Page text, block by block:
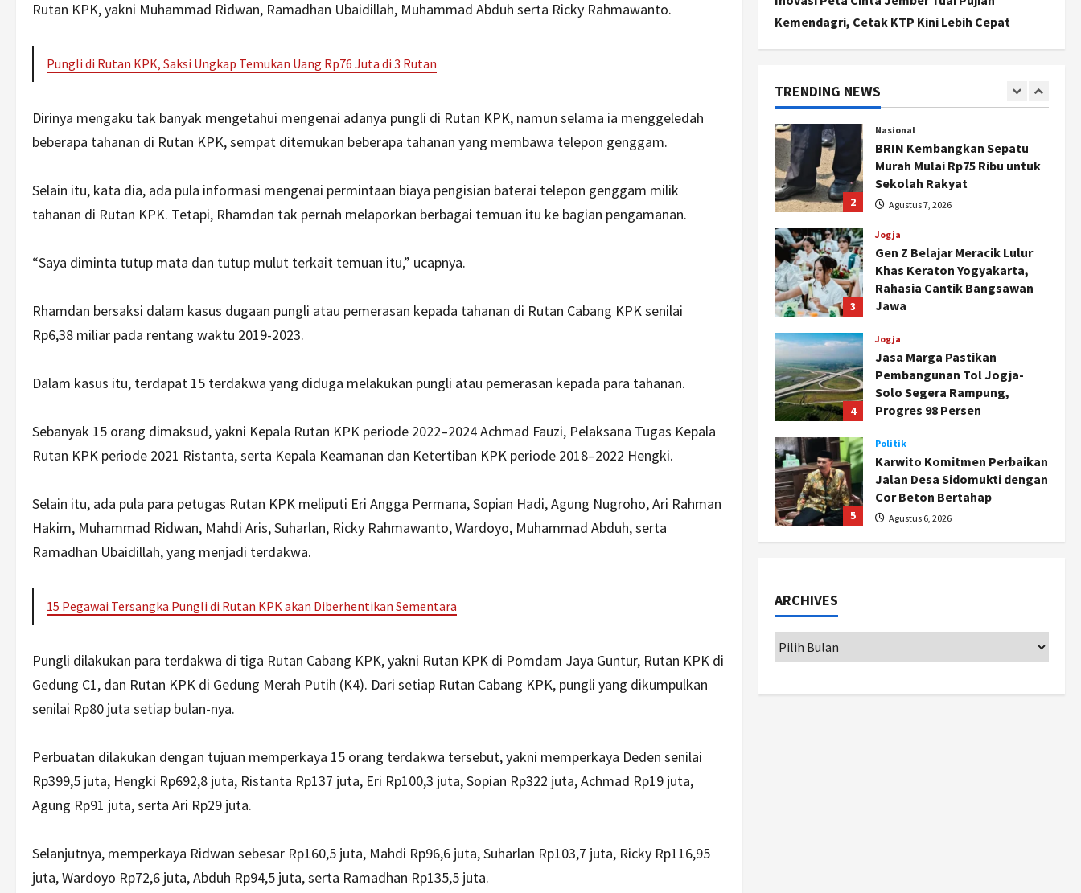
Rutan KPK, yakni Muhammad Ridwan, Ramadhan Ubaidillah, Muhammad Abduh serta Ricky Rahmawanto.
Pungli di Rutan KPK, Saksi Ungkap Temukan Uang Rp76 Juta di 3 Rutan
Dirinya mengaku tak banyak mengetahui mengenai adanya pungli di Rutan KPK, namun selama ia menggeledah
beberapa tahanan di Rutan KPK, sempat ditemukan beberapa tahanan yang membawa telepon genggam.
Selain itu, kata dia, ada pula informasi mengenai permintaan biaya pengisian baterai telepon genggam milik
tahanan di Rutan KPK. Tetapi, Rhamdan tak pernah melaporkan berbagai temuan itu ke bagian pengamanan.
“Saya diminta tutup mata dan tutup mulut terkait temuan itu,” ucapnya.
Rhamdan bersaksi dalam kasus dugaan pungli atau pemerasan kepada tahanan di Rutan Cabang KPK senilai
Rp6,38 miliar pada rentang waktu 2019-2023.
Dalam kasus itu, terdapat 15 terdakwa yang diduga melakukan pungli atau pemerasan kepada para tahanan.
Sebanyak 15 orang dimaksud, yakni Kepala Rutan KPK periode 2022–2024 Achmad Fauzi, Pelaksana Tugas Kepala
Rutan KPK periode 2021 Ristanta, serta Kepala Keamanan dan Ketertiban KPK periode 2018–2022 Hengki.
Selain itu, ada pula para petugas Rutan KPK meliputi Eri Angga Permana, Sopian Hadi, Agung Nugroho, Ari Rahman
Hakim, Muhammad Ridwan, Mahdi Aris, Suharlan, Ricky Rahmawanto, Wardoyo, Muhammad Abduh, serta
Ramadhan Ubaidillah, yang menjadi terdakwa.
15 Pegawai Tersangka Pungli di Rutan KPK akan Diberhentikan Sementara
Pungli dilakukan para terdakwa di tiga Rutan Cabang KPK, yakni Rutan KPK di Pomdam Jaya Guntur, Rutan KPK di
Gedung C1, dan Rutan KPK di Gedung Merah Putih (K4). Dari setiap Rutan Cabang KPK, pungli yang dikumpulkan
senilai Rp80 juta setiap bulan-nya.
Perbuatan dilakukan dengan tujuan memperkaya 15 orang terdakwa tersebut, yakni memperkaya Deden senilai
Rp399,5 juta, Hengki Rp692,8 juta, Ristanta Rp137 juta, Eri Rp100,3 juta, Sopian Rp322 juta, Achmad Rp19 juta,
Agung Rp91 juta, serta Ari Rp29 juta.
Selanjutnya, memperkaya Ridwan sebesar Rp160,5 juta, Mahdi Rp96,6 juta, Suharlan Rp103,7 juta, Ricky Rp116,95
juta, Wardoyo Rp72,6 juta, Abduh Rp94,5 juta, serta Ramadhan Rp135,5 juta.
Kemendagri, Cetak KTP Kini Lebih Cepat
TRENDING NEWS
1
Politik
Segera Keluar
2
Nasional
BRIN Kembangkan Sepatu
Murah Mulai Rp75 Ribu untuk
Sekolah Rakyat
Agustus 7, 2026
3
Jogja
Gen Z Belajar Meracik Lulur
Khas Keraton Yogyakarta,
Rahasia Cantik Bangsawan
Jawa
4
Jogja
Jasa Marga Pastikan
Pembangunan Tol Jogja-
Solo Segera Rampung,
Progres 98 Persen
5
Politik
Karwito Komitmen Perbaikan
Jalan Desa Sidomukti dengan
Cor Beton Bertahap
Agustus 6, 2026
1
Segera Keluar
ARCHIVES